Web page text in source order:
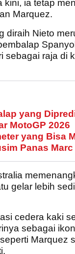
kini, ia tetap
Marquez.
diraih Nieto
sebagai raja di
yang
MotoGP 2026
yang Bisa
Panas Marc
gelar lebih
cedera kaki
sebagai
Marquez